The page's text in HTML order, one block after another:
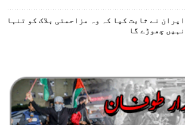
ایران نے ثابت کیا کہ وہ مزاحمتی بلاک کو تنہا
نہیں چھوڑے گا